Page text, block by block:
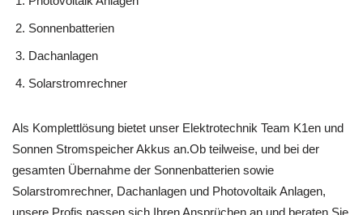
Sonnenbatterien
Solarstromrechner
Als Komplettlösung bietet unser Elektrotechnik Team K1en und
Sonnen Stromspeicher Akkus an.Ob teilweise, und bei der
gesamten Übernahme der Sonnenbatterien sowie